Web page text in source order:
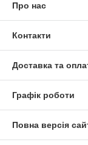
Про нас
Контакти
Доставка та
Графік роботи
Повна версія